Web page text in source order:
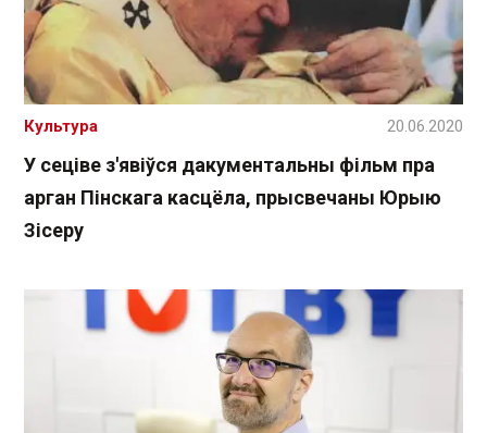
У сеціве з'явіўся дакументальны фільм пра
арган Пінскага касцёла, прысвечаны Юрыю
Зісеру
Культура 20.06.2020